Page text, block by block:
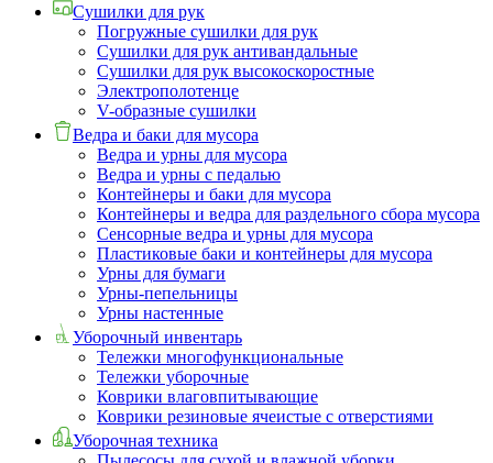
Сушилки для рук
Погружные сушилки для рук
Сушилки для рук антивандальные
Сушилки для рук высокоскоростные
Электрополотенце
V-образные сушилки
Ведра и баки для мусора
Ведра и урны для мусора
Ведра и урны с педалью
Контейнеры и баки для мусора
Контейнеры и ведра для раздельного сбора мусора
Сенсорные ведра и урны для мусора
Пластиковые баки и контейнеры для мусора
Урны для бумаги
Урны-пепельницы
Урны настенные
Уборочный инвентарь
Тележки многофункциональные
Тележки уборочные
Коврики влаговпитывающие
Коврики резиновые ячеистые с отверстиями
Уборочная техника